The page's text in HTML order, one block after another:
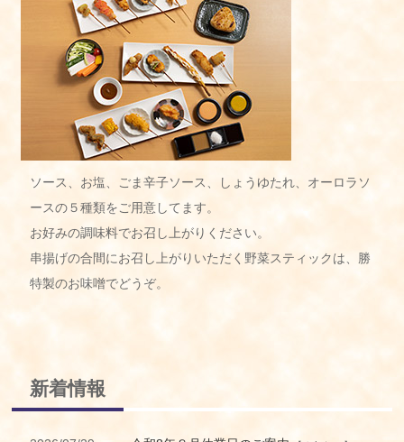
ソース、お塩、ごま辛子ソース、しょうゆたれ、オーロラソ
ースの５種類をご用意してます。
お好みの調味料でお召し上がりください。
串揚げの合間にお召し上がりいただく野菜スティックは、勝
特製のお味噌でどうぞ。
新着情報